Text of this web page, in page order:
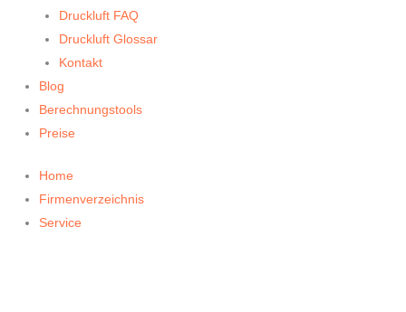
Druckluft FAQ
Druckluft Glossar
Kontakt
Blog
Berechnungstools
Preise
Home
Firmenverzeichnis
Service